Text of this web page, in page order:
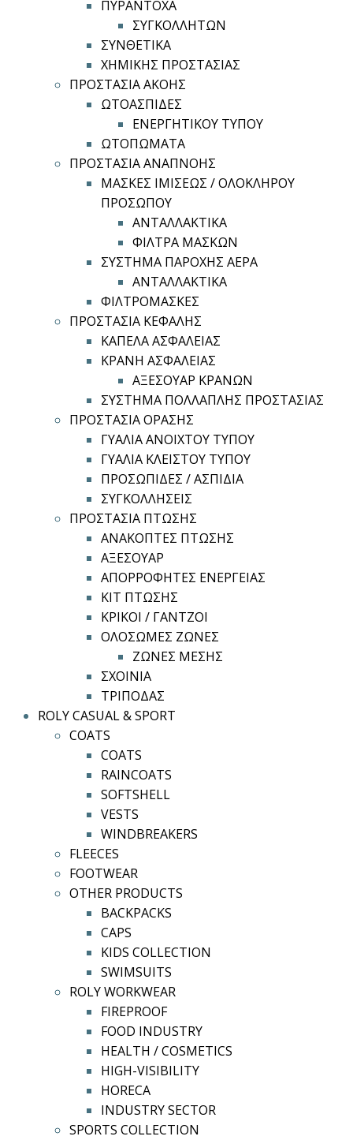
ΠΥΡΑΝΤΟΧΑ
ΣΥΓΚΟΛΛΗΤΩΝ
ΣΥΝΘΕΤΙΚΑ
ΧΗΜΙΚΗΣ ΠΡΟΣΤΑΣΙΑΣ
ΠΡΟΣΤΑΣΙΑ ΑΚΟΗΣ
ΩΤΟΑΣΠΙΔΕΣ
ΕΝΕΡΓΗΤΙΚΟΥ ΤΥΠΟΥ
ΩΤΟΠΩΜΑΤΑ
ΠΡΟΣΤΑΣΙΑ ΑΝΑΠΝΟΗΣ
ΜΑΣΚΕΣ ΙΜΙΣΕΩΣ / ΟΛΟΚΛΗΡΟΥ
ΠΡΟΣΩΠΟΥ
ΑΝΤΑΛΛΑΚΤΙΚΑ
ΦΙΛΤΡΑ ΜΑΣΚΩΝ
ΣΥΣΤΗΜΑ ΠΑΡΟΧΗΣ ΑΕΡΑ
ΑΝΤΑΛΛΑΚΤΙΚΑ
ΦΙΛΤΡΟΜΑΣΚΕΣ
ΠΡΟΣΤΑΣΙΑ ΚΕΦΑΛΗΣ
ΚΑΠΕΛΑ ΑΣΦΑΛΕΙΑΣ
ΚΡΑΝΗ ΑΣΦΑΛΕΙΑΣ
ΑΞΕΣΟΥΑΡ ΚΡΑΝΩΝ
ΣΥΣΤΗΜΑ ΠΟΛΛΑΠΛΗΣ ΠΡΟΣΤΑΣΙΑΣ
ΠΡΟΣΤΑΣΙΑ ΟΡΑΣΗΣ
ΓΥΑΛΙΑ ΑΝΟΙΧΤΟΥ ΤΥΠΟΥ
ΓΥΑΛΙΑ ΚΛΕΙΣΤΟΥ ΤΥΠΟΥ
ΠΡΟΣΩΠΙΔΕΣ / ΑΣΠΙΔΙΑ
ΣΥΓΚΟΛΛΗΣΕΙΣ
ΠΡΟΣΤΑΣΙΑ ΠΤΩΣΗΣ
ΑΝΑΚΟΠΤΕΣ ΠΤΩΣΗΣ
ΑΞΕΣΟΥΑΡ
ΑΠΟΡΡΟΦΗΤΕΣ ΕΝΕΡΓΕΙΑΣ
ΚΙΤ ΠΤΩΣΗΣ
ΚΡΙΚΟΙ / ΓΑΝΤΖΟΙ
ΟΛΟΣΩΜΕΣ ΖΩΝΕΣ
ΖΩΝΕΣ ΜΕΣΗΣ
ΣΧΟΙΝΙΑ
ΤΡΙΠΟΔΑΣ
ROLY CASUAL & SPORT
COATS
COATS
RAINCOATS
SOFTSHELL
VESTS
WINDBREAKERS
FLEECES
FOOTWEAR
OTHER PRODUCTS
BACKPACKS
CAPS
KIDS COLLECTION
SWIMSUITS
ROLY WORKWEAR
FIREPROOF
FOOD INDUSTRY
HEALTH / COSMETICS
HIGH-VISIBILITY
HORECA
INDUSTRY SECTOR
SPORTS COLLECTION